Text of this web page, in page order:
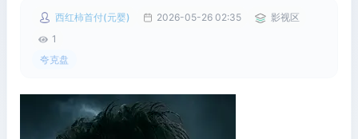
西红柿首付(元婴) 2026-05-26 02:35
影视区
1
夸克盘